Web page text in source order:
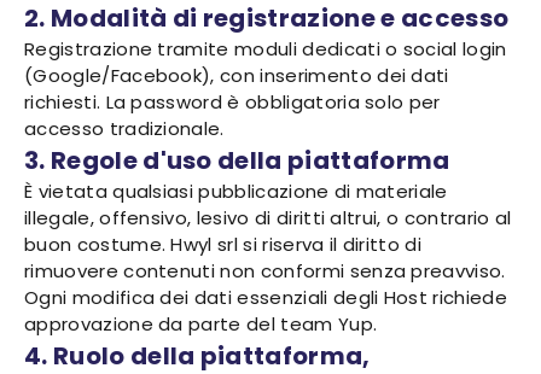
2. Modalità di registrazione e accesso
Registrazione tramite moduli dedicati o social login
(Google/Facebook), con inserimento dei dati
richiesti. La password è obbligatoria solo per
accesso tradizionale.
3. Regole d'uso della piattaforma
È vietata qualsiasi pubblicazione di materiale
illegale, offensivo, lesivo di diritti altrui, o contrario al
buon costume. Hwyl srl si riserva il diritto di
rimuovere contenuti non conformi senza preavviso.
Ogni modifica dei dati essenziali degli Host richiede
approvazione da parte del team Yup.
4. Ruolo della piattaforma,